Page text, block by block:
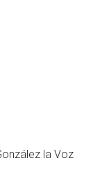
la Voz